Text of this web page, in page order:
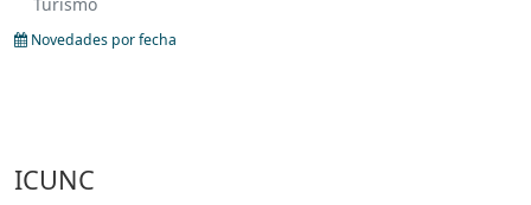
Novedades por fecha
ICUNC